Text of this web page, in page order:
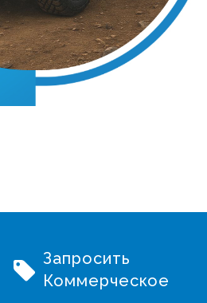
Запросить
Коммерческое